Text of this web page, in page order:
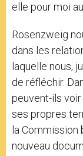
elle pour moi
Rosenzweig
dans les
laquelle nous,
de réfléchir.
peuvent-ils
ses propres
la
nouveau